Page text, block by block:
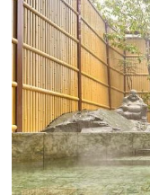
入湯税（お一人様
ず、別途頂戴するこ
子様は非課税とな
――――――――――――――――――――――
伊豆長岡温泉 弘法
詳細を記事でご紹